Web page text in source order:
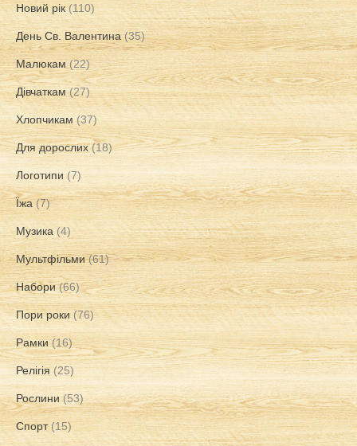
Новий рік (110)
День Св. Валентина (35)
Малюкам (22)
Дівчаткам (27)
Хлопчикам (37)
Для дорослих (18)
Логотипи (7)
Їжа (7)
Музика (4)
Мультфільми (61)
Набори (66)
Пори роки (76)
Рамки (16)
Релігія (25)
Рослини (53)
Спорт (15)